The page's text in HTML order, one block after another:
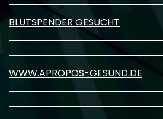
BLUTSPENDER GESUCHT
WWW.APROPOS-GESUND.DE